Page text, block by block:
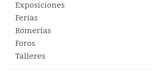
Exposiciones
Ferias
Romerías
Foros
Talleres